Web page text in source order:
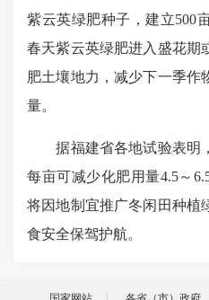
紫云英绿肥种子，建立500
春天紫云英绿肥进入盛花期
肥土壤地力，减少下一季作
量。
据福建省各地试验表明
每亩可减少化肥用量4.5～
将因地制宜推广冬闲田种植
食安全保驾护航。